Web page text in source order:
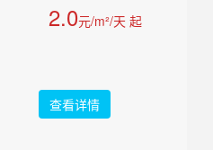
2.0元/m²/天 起
查看详情